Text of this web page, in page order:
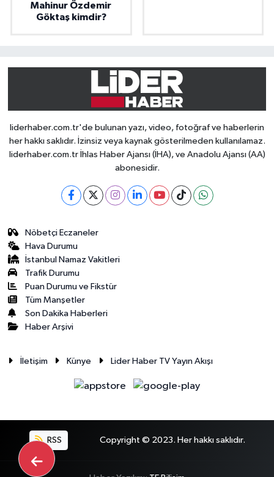
Mahinur Özdemir
Göktaş kimdir?
liderhaber.com.tr'de bulunan yazı, video, fotoğraf ve haberlerin
her hakkı saklıdır. İzinsiz veya kaynak gösterilmeden kullanılamaz.
liderhaber.com.tr İhlas Haber Ajansı (İHA), ve Anadolu Ajansı (AA)
abonesidir.
Nöbetçi Eczaneler
Hava Durumu
İstanbul Namaz Vakitleri
Trafik Durumu
Puan Durumu ve Fikstür
Tüm Manşetler
Son Dakika Haberleri
Haber Arşivi
İletişim Künye Lider Haber TV Yayın Akışı
RSS Copyright © 2023. Her hakkı saklıdır.